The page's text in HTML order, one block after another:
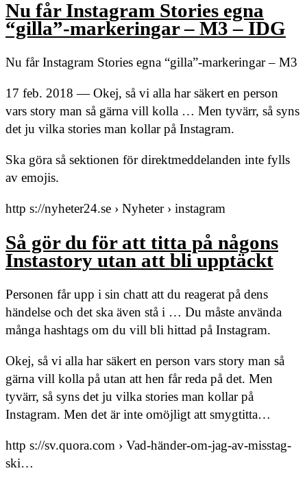
Nu får Instagram Stories egna
“gilla”-markeringar – M3 – IDG
Nu får Instagram Stories egna “gilla”-markeringar – M3
17 feb. 2018 — Okej, så vi alla har säkert en person
vars story man så gärna vill kolla … Men tyvärr, så syns
det ju vilka stories man kollar på Instagram.
Ska göra så sektionen för direktmeddelanden inte fylls
av emojis.
http s://nyheter24.se › Nyheter › instagram
Så gör du för att titta på någons
Instastory utan att bli upptäckt
Personen får upp i sin chatt att du reagerat på dens
händelse och det ska även stå i … Du måste använda
många hashtags om du vill bli hittad på Instagram.
Okej, så vi alla har säkert en person vars story man så
gärna vill kolla på utan att hen får reda på det. Men
tyvärr, så syns det ju vilka stories man kollar på
Instagram. Men det är inte omöjligt att smygtitta…
http s://sv.quora.com › Vad-händer-om-jag-av-misstag-
ski…